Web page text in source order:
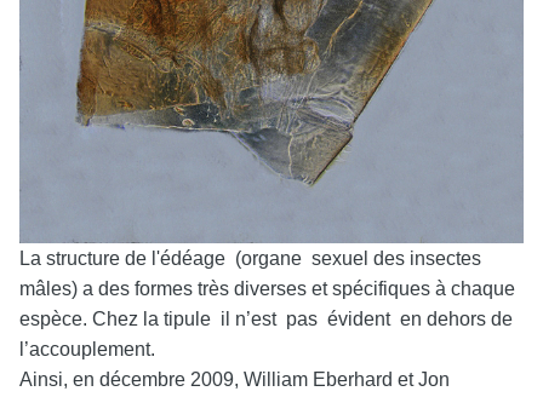
La structure de l'édéage (organe sexuel des insectes
mâles) a des formes très diverses et spécifiques à chaque
espèce. Chez la tipule il n’est pas évident en dehors de
l’accouplement.
Ainsi, en décembre 2009, William Eberhard et Jon